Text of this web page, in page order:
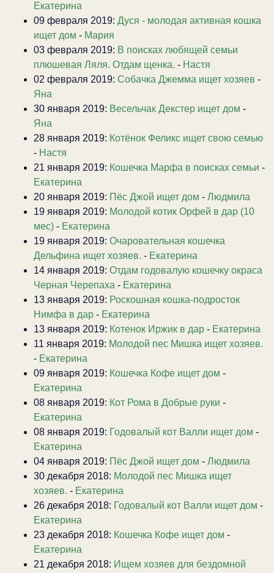
Екатерина
09 февраля 2019: Дуся - молодая активная кошка
ищет дом - Мария
03 февраля 2019: В поисках любящей семьи
плюшевая Ляля. Отдам щенка. - Настя
02 февраля 2019: Собачка Джемма ищет хозяев -
Яна
30 января 2019: Весельчак Декстер ищет дом -
Яна
28 января 2019: Котёнок Феликс ищет свою семью
- Настя
21 января 2019: Кошечка Марфа в поисках семьи -
Екатерина
20 января 2019: Пёс Джой ищет дом - Людмила
19 января 2019: Молодой котик Орфей в дар (10
мес) - Екатерина
19 января 2019: Очаровательная кошечка
Дельфина ищет хозяев. - Екатерина
14 января 2019: Отдам годовалую кошечку окраса
Черная Черепаха - Екатерина
13 января 2019: Роскошная кошка-подросток
Нимфа в дар - Екатерина
13 января 2019: Котенок Иржик в дар - Екатерина
11 января 2019: Молодой пес Мишка ищет хозяев.
- Екатерина
09 января 2019: Кошечка Кофе ищет дом -
Екатерина
08 января 2019: Кот Рома в Добрые руки -
Екатерина
08 января 2019: Годовалый кот Валли ищет дом -
Екатерина
04 января 2019: Пёс Джой ищет дом - Людмила
30 декабря 2018: Молодой пес Мишка ищет
хозяев. - Екатерина
26 декабря 2018: Годовалый кот Валли ищет дом -
Екатерина
23 декабря 2018: Кошечка Кофе ищет дом -
Екатерина
21 декабря 2018: Ищем хозяев для бездомной